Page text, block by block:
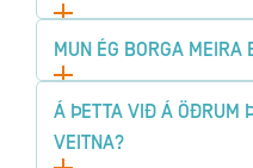
MUN ÉG BORGA MEIRA
Á ÞETTA VIÐ Á ÖÐRUM
VEITNA?